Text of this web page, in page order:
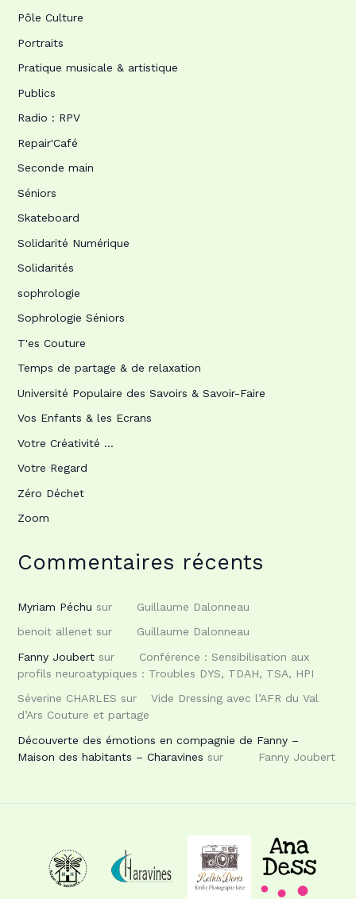
Pôle Culture
Portraits
Pratique musicale & artistique
Publics
Radio : RPV
Repair'Café
Seconde main
Séniors
Skateboard
Solidarité Numérique
Solidarités
sophrologie
Sophrologie Séniors
T'es Couture
Temps de partage & de relaxation
Université Populaire des Savoirs & Savoir-Faire
Vos Enfants & les Ecrans
Votre Créativité …
Votre Regard
Zéro Déchet
Zoom
Commentaires récents
Myriam Péchu sur
Guillaume Dalonneau
benoit allenetsur
Guillaume Dalonneau
Fanny Joubertsur
Conférence : Sensibilisation aux
profils neuroatypiques : Troubles DYS, TDAH, TSA, HPI
Séverine CHARLES sur
Vide Dressing avec l’AFR du Val
d’Ars Couture et partage
Découverte des émotions en compagnie de Fanny –
Maison des habitants – Charavines sur Fanny Joubert